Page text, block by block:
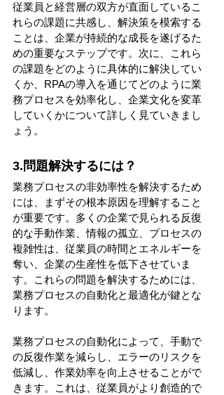
従業員と経営層の双方が直面しているこ
れらの課題に共感し、解決策を模索する
ことは、企業が持続的な成長を遂げるた
めの重要なステップです。次に、これら
の課題をどのように具体的に解決してい
くか、RPAの導入を通じてどのように業
務プロセスを効率化し、企業文化を変革
していくかについて詳しく見ていきまし
ょう。
3.問題解決するには？
業務プロセスの非効率性を解決するため
には、まずその根本原因を理解すること
が重要です。多くの企業で見られる反復
的な手動作業、情報の孤立、プロセスの
複雑性は、従業員の時間とエネルギーを
奪い、企業の生産性を低下させていま
す。これらの問題を解決するためには、
業務プロセスの自動化と最適化が鍵とな
ります。
業務プロセスの自動化によって、手動で
の反復作業を減らし、エラーのリスクを
低減し、作業効率を向上させることがで
きます。これは、従業員がより創造的で